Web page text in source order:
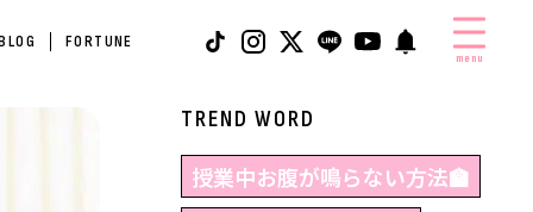
FORTUNE
menu
TREND WORD
授業中お腹が鳴らない方法🏫